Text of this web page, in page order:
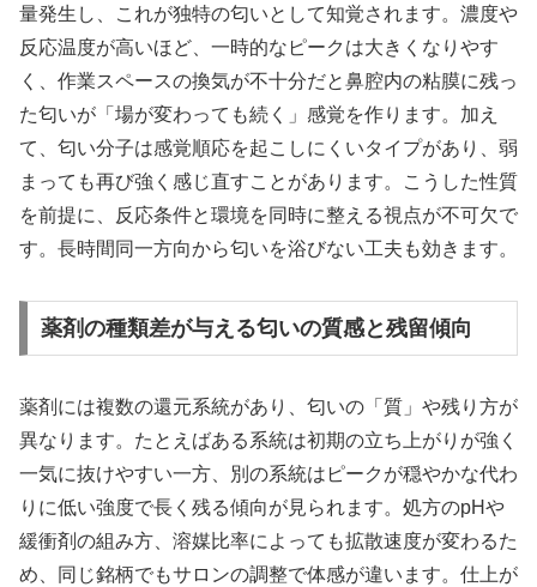
量発生し、これが独特の匂いとして知覚されます。濃度や
反応温度が高いほど、一時的なピークは大きくなりやす
く、作業スペースの換気が不十分だと鼻腔内の粘膜に残っ
た匂いが「場が変わっても続く」感覚を作ります。加え
て、匂い分子は感覚順応を起こしにくいタイプがあり、弱
まっても再び強く感じ直すことがあります。こうした性質
を前提に、反応条件と環境を同時に整える視点が不可欠で
す。長時間同一方向から匂いを浴びない工夫も効きます。
薬剤の種類差が与える匂いの質感と残留傾向
薬剤には複数の還元系統があり、匂いの「質」や残り方が
異なります。たとえばある系統は初期の立ち上がりが強く
一気に抜けやすい一方、別の系統はピークが穏やかな代わ
りに低い強度で長く残る傾向が見られます。処方のpHや
緩衝剤の組み方、溶媒比率によっても拡散速度が変わるた
め、同じ銘柄でもサロンの調整で体感が違います。仕上が